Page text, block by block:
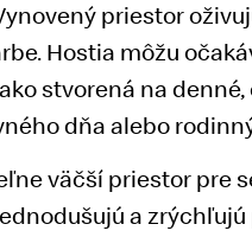
priestor
Hostia môžu
stvorená na
dňa alebo
väčší priestor pre
a